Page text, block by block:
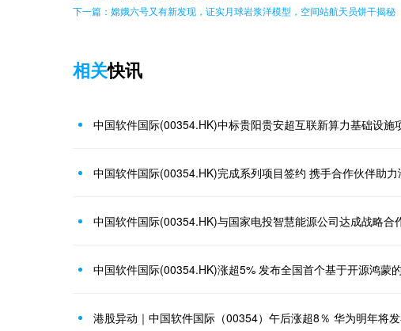
下一篇：嫦娥六号又有新发现，证实月球岩浆洋模型，空间站航天员饼干揭秘
相关快讯
中国软件国际(00354.HK)中标贵阳贵安超互联新算力基础设施
中国软件国际(00354.HK)与国家电投智慧能源公司达成战略合
中国软件国际(00354.HK)涨超5% 发布全国首个基于开源鸿蒙
港股异动｜中国软件国际（00354）午后涨超8％ 华为明年将